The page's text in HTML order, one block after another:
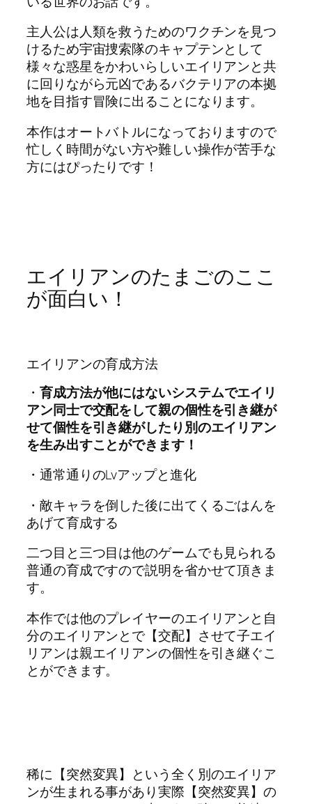
主人公は人類を救うためのワクチンを見つ
けるため宇宙捜索隊のキャプテンとして
様々な惑星をかわいらしいエイリアンと共
に回りながら元凶であるバクテリアの本拠
地を目指す冒険に出ることになります。
本作はオートバトルになっておりますので
忙しく時間がない方や難しい操作が苦手な
方にはぴったりです！
エイリアンのたまごのここ
が面白い！
エイリアンの育成方法
・ 育成方法が他にはないシステムでエイリ
アン同士で交配をして親の個性を引き継が
せて個性を引き継がしたり別のエイリアン
を生み出すことができます！
・通常通りのLvアップと進化
・敵キャラを倒した後に出てくるごはんを
あげて育成する
二つ目と三つ目は他のゲームでも見られる
普通の育成ですので説明を省かせて頂きま
す。
本作では他のプレイヤーのエイリアンと自
分のエイリアンとで【交配】させて子エイ
リアンは親エイリアンの個性を引き継ぐこ
とができます。
稀に【突然変異】という全く別のエイリア
ンが生まれる事があり実際【突然変異】の